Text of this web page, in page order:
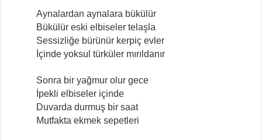
Aynalardan aynalara bükülür
Bükülür eski elbiseler telaşla
Sessizliğe bürünür kerpiç evler
İçinde yoksul türküler mırıldanır
Sonra bir yağmur olur gece
İpekli elbiseler içinde
Duvarda durmuş bir saat
Mutfakta ekmek sepetleri